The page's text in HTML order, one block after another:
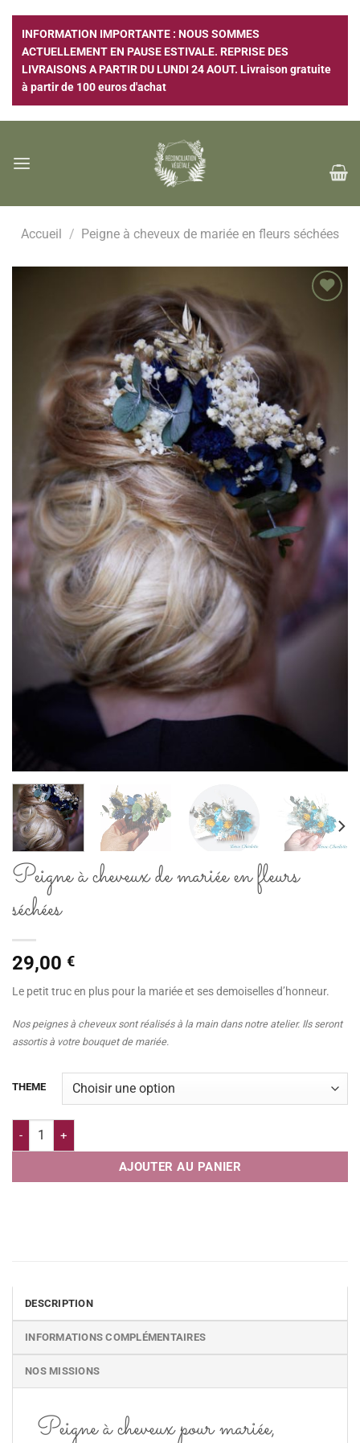
contenu
INFORMATION IMPORTANTE : NOUS SOMMES
ACTUELLEMENT EN PAUSE ESTIVALE. REPRISE DES
LIVRAISONS A PARTIR DU LUNDI 24 AOUT. Livraison gratuite
à partir de 100 euros d'achat
Accueil / Peigne à cheveux de mariée en fleurs séchées
Peigne à cheveux de mariée en fleurs
séchées
29,00 €
Le petit truc en plus pour la mariée et ses demoiselles d’honneur.
Nos peignes à cheveux sont réalisés à la main dans notre atelier. Ils seront
assortis à votre bouquet de mariée.
THEME
quantité de Peigne à cheveux de mariée en fleurs séchées
AJOUTER AU PANIER
DESCRIPTION
INFORMATIONS COMPLÉMENTAIRES
NOS MISSIONS
Peigne à cheveux pour mariée,